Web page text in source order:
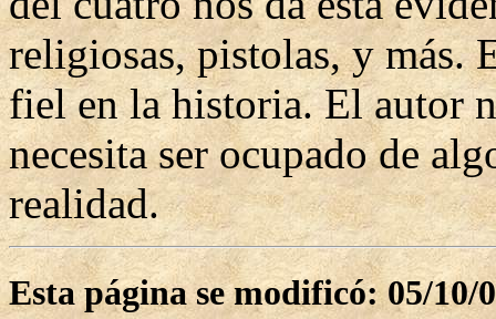
religiosas, pistolas, y más.
fiel en la historia. El autor
necesita ser ocupado de
realidad.
Esta página se modificó: 05/10/